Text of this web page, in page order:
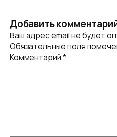
Добавить
Ваш адрес email не будет
Обязательные поля
Комментарий*